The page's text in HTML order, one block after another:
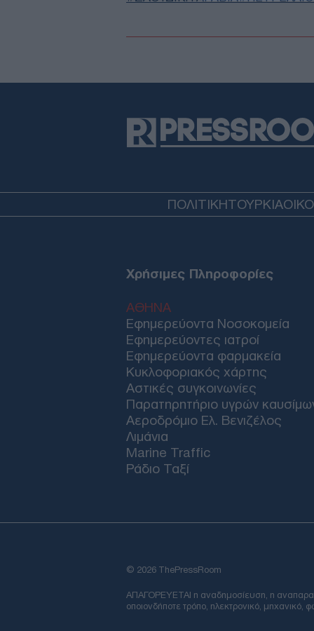
ΠΟΛΙΤΙΚΗΤΟΥΡΚΙΑ
Χρήσιμες Πληροφορίες
ΑΘΗΝΑ
Εφημερεύοντα Νοσοκομεία
Εφημερεύοντες ιατροί
Εφημερεύοντα φαρμακεία
Κυκλοφοριακός χάρτης
Αστικές συγκοινωνίες
Παρατηρητήριο υγρών
Αεροδρόμιο Ελ. Βενιζέλος
Λιμάνια
Marine Traffic
Ράδιο Ταξί
© 2026 ThePressRoom
ΑΠΑΓΟΡΕΥΕΤΑΙ η αναδημοσίευση, η
οποιονδήποτε τρόπο, ηλεκτρονικό,